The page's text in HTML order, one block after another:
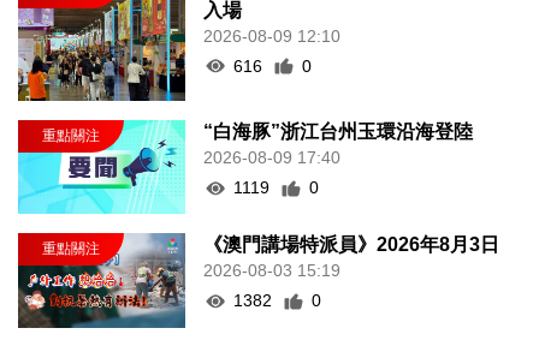
入場
2026-08-09 12:10
616
0
“白海豚”浙江台州玉環沿海登陸
2026-08-09 17:40
1119
0
《澳門講場特派員》2026年8月3日
2026-08-03 15:19
1382
0